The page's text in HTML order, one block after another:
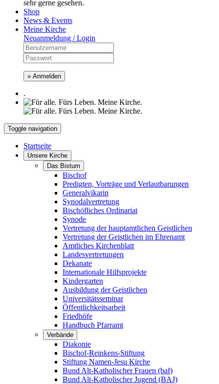
sehr gerne gesehen.
Shop
News & Events
Meine Kirche
Neuanmeldung / Login
» Anmelden
.
Toggle navigation
Startseite
Unsere Kirche
Das Bistum
Bischof
Predigten, Vorträge und Verlautbarungen
Generalvikarin
Synodalvertretung
Bischöfliches Ordinariat
Synode
Vertretung der hauptamtlichen Geistlichen
Vertretung der Geistlichen im Ehrenamt
Amtliches Kirchenblatt
Landesvertretungen
Dekanate
Internationale Hilfsprojekte
Kindergarten
Ausbildung der Geistlichen
Universitätsseminar
Öffentlichkeitsarbeit
Friedhöfe
Handbuch Pfarramt
Verbände
Diakonie
Bischof-Reinkens-Stiftung
Stiftung Namen-Jesu Kirche
Bund Alt-Katholischer Frauen (baf)
Bund Alt-Katholischer Jugend (BAJ)